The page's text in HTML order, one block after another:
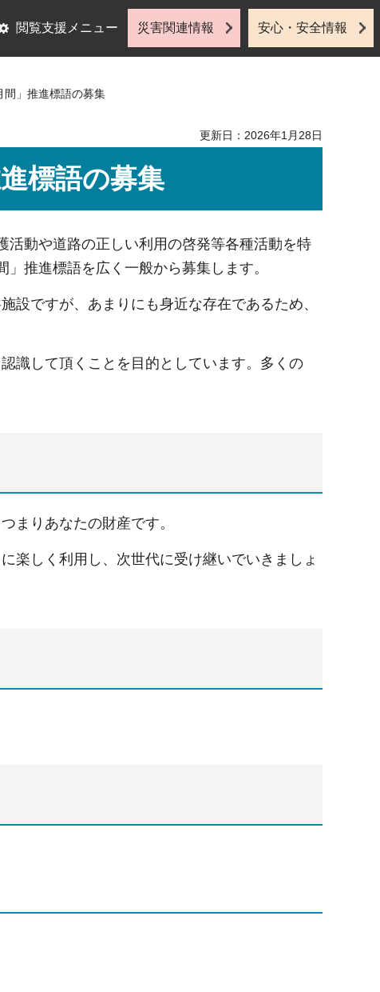
閲覧支援メニュー 災害関連情報 安心・安全情報
間」推進標語の募集
更新日：2026年1月28日
標語の募集
活動や道路の正しい利用の啓発等各種活動を特
推進標語を広く一般から募集します。
設ですが、あまりにも身近な存在であるため、
識して頂くことを目的としています。多くの
まりあなたの財産です。
楽しく利用し、次世代に受け継いでいきましょ